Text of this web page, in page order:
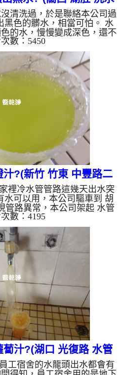
管)
清洗過，於是聯絡本公司過
黑色的髒水，相當可怕。 水
的水，慢慢變成深色，還不
裡面有問題，而是本公司在
水管。 水管裡的髒東西不斷
髒東西也越來越少，最後變
管是利用高週波機，把檸檬
壁的鐵鏽及生物膜軟化，透
力，這時候高周波就會把生
出來。 使用這方式把軟化的
出來，浸...
數：5450
汁?(新竹 竹東 中豐路二
洗水管)
裡冷水管管路這幾天出水突
水可以用，本公司驅車到 胡
管路異常，本公司架起 水管
洗時，從柳橙汁色突然變成
一跳。 水龍頭一開流出淡黃
色，散發出陣陣惡臭， 水管
的顏色慢慢越來越透明，異
乾淨的清水。高周波把管壁
明為止， 客戶 胡先生 看到
這麼奇怪，當下也愣住了。
洗水管...
數：4195
蔔汁?(湖口 光復路 水管
清潔)
工宿舍的水龍頭出水都會有